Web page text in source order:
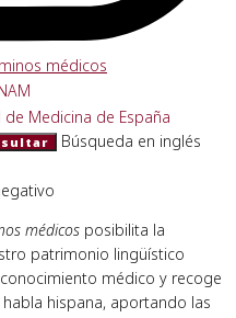
Búsqueda en inglés
médicos posibilita la
patrimonio lingüístico
médico y recoge
hispana, aportando las